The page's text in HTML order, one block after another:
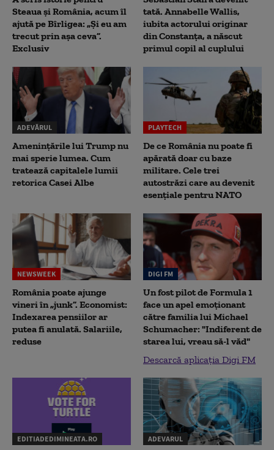
Steaua și România, acum îl
ajută pe Bîrligea: „Și eu am
trecut prin așa ceva”.
Exclusiv
tată. Annabelle Wallis,
iubita actorului originar
din Constanța, a născut
primul copil al cuplului
ADEVĂRUL
Amenințările lui Trump nu
mai sperie lumea. Cum
tratează capitalele lumii
retorica Casei Albe
PLAYTECH
De ce România nu poate fi
apărată doar cu baze
militare. Cele trei
autostrăzi care au devenit
esențiale pentru NATO
NEWSWEEK
România poate ajunge
vineri în „junk”. Economist:
Indexarea pensiilor ar
putea fi anulată. Salariile,
reduse
DIGI FM
Un fost pilot de Formula 1
face un apel emoționant
către familia lui Michael
Schumacher: "Indiferent de
starea lui, vreau să-l văd"
Descarcă aplicația Digi FM
EDITIADEDIMINEATA.RO ADEVARUL